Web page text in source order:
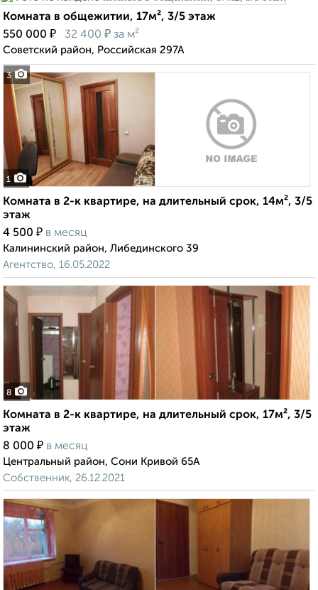
3
Комната в общежитии, 17м², 3/5 этаж
550 000 ₽ 32 400 ₽ за м²
Советский район, Российская 297А
1
Комната в 2-к квартире, на длительный срок, 14м², 3/5
этаж
4 500 ₽ в месяц
Калининский район, Либединского 39
Агентство, 16.05.2022
8
Комната в 2-к квартире, на длительный срок, 17м², 3/5
этаж
8 000 ₽ в месяц
Центральный район, Сони Кривой 65А
Собственник, 26.12.2021